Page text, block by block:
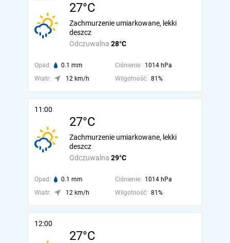
27°C
Odczuwalna 28°C
Zachmurzenie umiarkowane, lekki
deszcz
Opad: 0.1 mm Ciśnienie: 1014 hPa
Wiatr:
12 km/h Wilgotność: 81%
11:00
27°C
Odczuwalna 29°C
Zachmurzenie umiarkowane, lekki
deszcz
Opad: 0.1 mm Ciśnienie: 1014 hPa
Wiatr:
12 km/h Wilgotność: 81%
12:00
27°C